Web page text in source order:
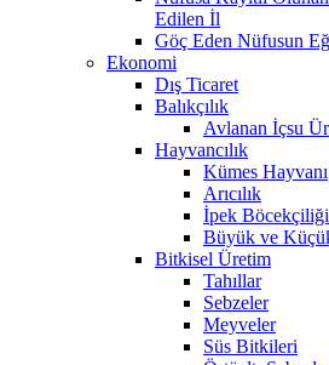
Edilen İl
Göç Eden Nüfusun
Ekonomi
Dış Ticaret
Balıkçılık
Avlanan İçsu
Hayvancılık
Kümes Hayvanı
Arıcılık
İpek Böcekçiliği
Büyük ve
Bitkisel Üretim
Tahıllar
Sebzeler
Meyveler
Süs Bitkileri